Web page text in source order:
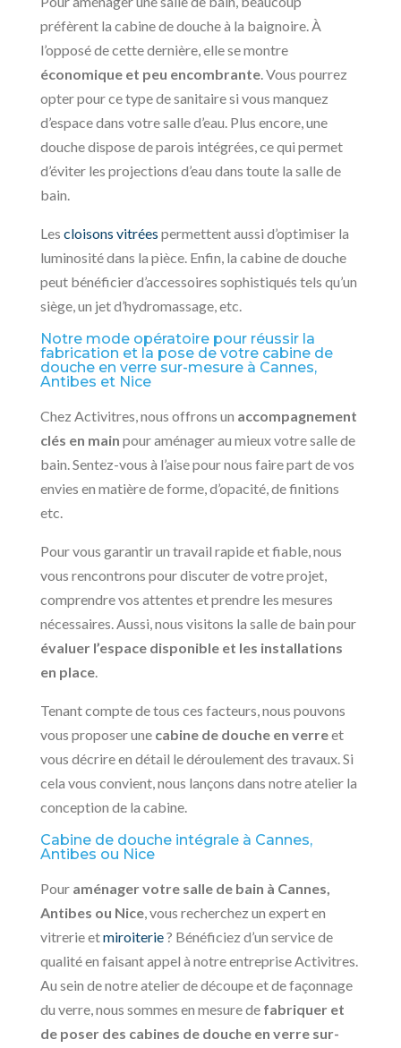
préfèrent la cabine de douche à la baignoire. À
l’opposé de cette dernière, elle se montre
économique et peu encombrante. Vous pourrez
opter pour ce type de sanitaire si vous manquez
d’espace dans votre salle d’eau. Plus encore, une
douche dispose de parois intégrées, ce qui permet
d’éviter les projections d’eau dans toute la salle de
bain.
Les cloisons vitrées permettent aussi d’optimiser la
luminosité dans la pièce. Enfin, la cabine de douche
peut bénéficier d’accessoires sophistiqués tels qu’un
siège, un jet d’hydromassage, etc.
Notre mode opératoire pour réussir la
fabrication et la pose de votre cabine de
douche en verre sur-mesure à Cannes,
Antibes et Nice
Chez Activitres, nous offrons un accompagnement
clés en main pour aménager au mieux votre salle de
bain. Sentez-vous à l’aise pour nous faire part de vos
envies en matière de forme, d’opacité, de finitions
etc.
Pour vous garantir un travail rapide et fiable, nous
vous rencontrons pour discuter de votre projet,
comprendre vos attentes et prendre les mesures
nécessaires. Aussi, nous visitons la salle de bain pour
évaluer l’espace disponible et les installations
en place.
Tenant compte de tous ces facteurs, nous pouvons
vous proposer une cabine de douche en verreet
vous décrire en détail le déroulement des travaux. Si
cela vous convient, nous lançons dans notre atelier la
conception de la cabine.
Cabine de douche intégrale à Cannes,
Antibes ou Nice
Pour aménager votre salle de bain à Cannes,
Antibes ou Nice, vous recherchez un expert en
vitrerie etmiroiterie? Bénéficiez d’un service de
qualité en faisant appel à notre entreprise Activitres.
Au sein de notre atelier de découpe et de façonnage
du verre, nous sommes en mesure de fabriquer et
de poser des cabines de douche en verre sur-